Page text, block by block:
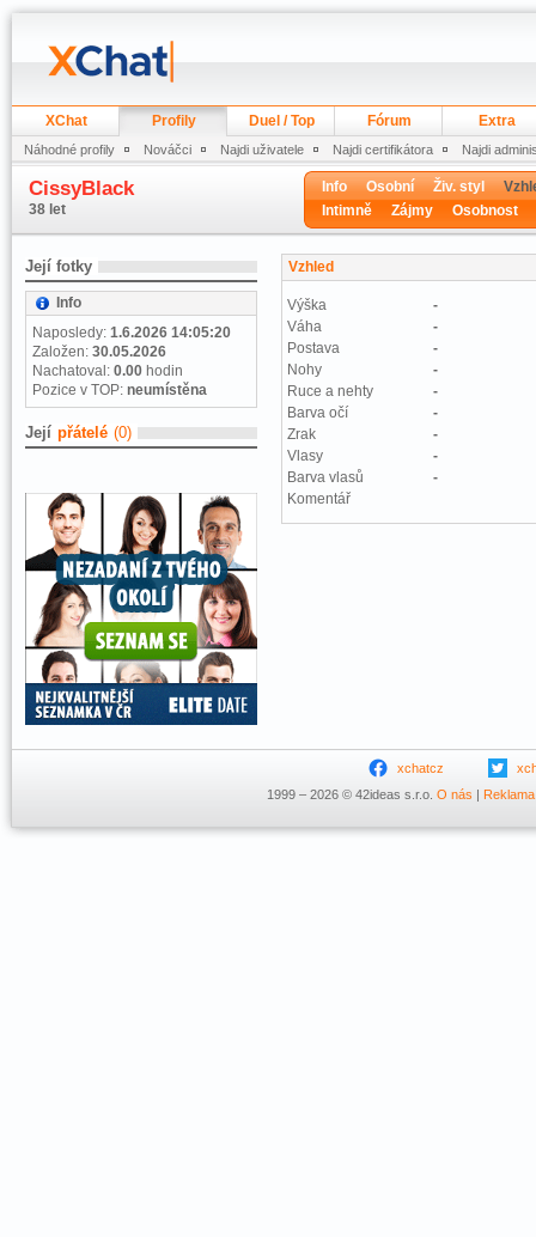
XChat Profily Duel / Top Fórum Extra
Náhodné profily Nováčci Najdi uživatele Najdi certifikátora Najdi
CissyBlack
38 let
Info Osobní Živ. styl
Intimně
Zájmy Osobnost
Její fotky
Info
Naposledy: 1.6.2026 14:05:20
Založen: 30.05.2026
Nachatoval: 0.00 hodin
Pozice v TOP: neumístěna
Její přátelé (0)
Vzhled
Výška
-
Váha
-
Postava
-
Nohy
-
Ruce a nehty
-
Barva očí
-
Zrak
-
Vlasy
-
Barva vlasů
-
Komentář
xchatcz
1999 – 2026 © 42ideas s.r.o. O nás | Reklama